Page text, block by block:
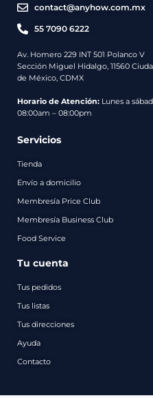
contact@anyhow.com.mx
55 7090 6222
Av. Homero 229 INT 501 Polanco V
Sección Miguel Hidalgo, 11560
de México, CDMX
Horario de Atención: Lunes a
08:00am – 08:00pm
Servicios
Tienda
Envío a domicilio
Membresía Price Club
Membresía Business Club
Food Service
Tu cuenta
Tus pedidos
Tus listas
Tus direcciones
Ayuda
Contacto
Envíos
Métodos
de
Contacto